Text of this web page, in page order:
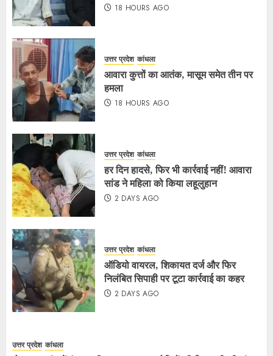
18 HOURS AGO
उत्तर प्रदेश कांधला
आवारा कुत्तों का आतंक, मासूम समेत तीन पर
हमला
18 HOURS AGO
उत्तर प्रदेश कांधला
हर दिन हादसे, फिर भी कार्रवाई नहीं! आवारा
सांड ने महिला को किया लहूलुहान
2 DAYS AGO
उत्तर प्रदेश कांधला
ऑडियो वायरल, शिकायत दर्ज और फिर
निलंबित सिपाही पर टूटा कार्रवाई का कहर
2 DAYS AGO
उत्तर प्रदेश कांधला